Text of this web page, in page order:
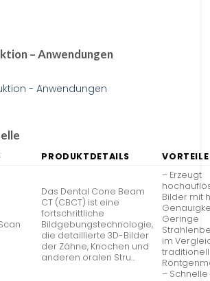
– Anwendungen
PRODUKTDETAILS VORTEILE
Das Dental Cone Beam
CT (CBCT) ist eine
fortschrittliche
Bildgebungstechnologie,
die detaillierte 3D-Bilder
der Zähne, Knochen und
anderen oralen Stru…
– Erzeugt
Bilder mit
Geringe
im
–